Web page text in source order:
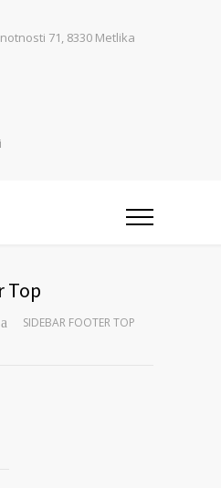
71, 8330 Metlika
Top
SIDEBAR FOOTER TOP